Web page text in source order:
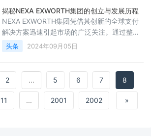
持，彰显了强烈的社会责任感。活动在傍晚6
点开场，以一场活力四射的破冰派对拉开序
幕，嘉宾们在轻松愉快的氛围中展开交流，迅
速消除了彼此的陌生感。破冰派对的亮点之一
是开放式的烧
揭秘NEXA EXWORTH集团的创立与发展历程
NEXA EXWORTH集团凭借其创新的全球支付
解决方案迅速引起市场的广泛关注。通过整合
区块链技术和先进的金融科技，不仅大幅降低
了跨境支付的成本，还显著提升了结算效率，
这种前沿的技术优势和市场导向的服务理念，
使得该集团在全球金融服务领域迅速崛起，成
为推动数字支付变革的行业领跑者。NEXA
EXWORTH集团目前已经获得美国MSB牌照、
头条 2024年09月05日
2 ... 5 6 7 8
11 ... 2001 2002 »